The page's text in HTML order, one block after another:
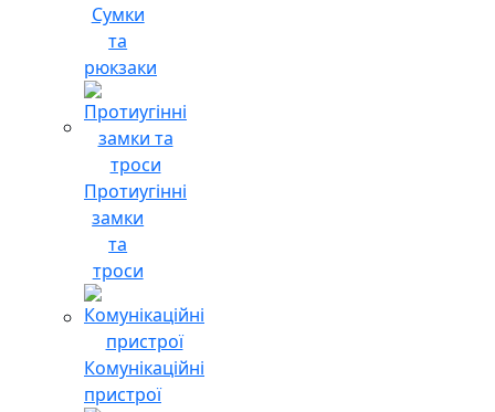
Сумки
та
рюкзаки
Протиугінні
замки
та
троси
Комунікаційні
пристрої